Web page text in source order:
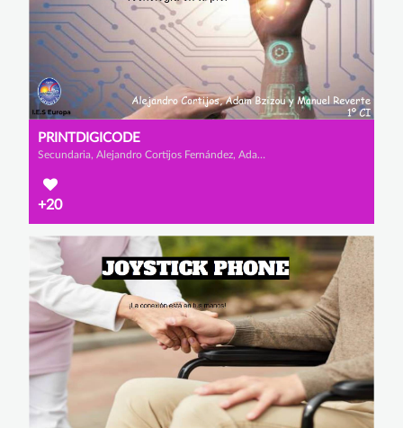
PRINTDIGICODE
Secundaria, Alejandro Cortijos Fernández, Adam Bzizou Lamharmel y Manuel Reverte Arce
+20